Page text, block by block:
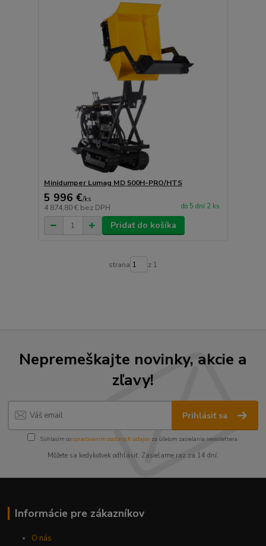
Minidumper Lumag MD 500H-PRO/HTS
5 996 €/ks
4 874,80 € bez DPH do 5 dní 2 ks
Pridať do košíka
strana z 1
Nepremeškajte novinky, akcie a
zľavy!
Prihlásiť sa
Súhlasím sospracovaním osobných údajov za účelom zasielania newslettera.
Môžete sa kedykoľvek odhlásiť. Zasielame raz za 14 dní.
Informácie pre zákazníkov
O nás